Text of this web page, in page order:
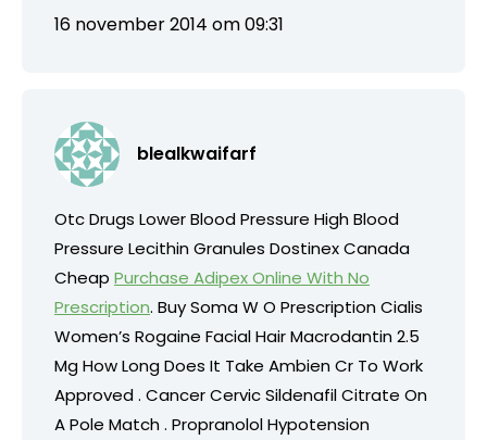
16 november 2014 om 09:31
blealkwaifarf
Otc Drugs Lower Blood Pressure High Blood
Pressure Lecithin Granules Dostinex Canada
Cheap Purchase Adipex Online With No
Prescription. Buy Soma W O Prescription Cialis
Women’s Rogaine Facial Hair Macrodantin 2.5
Mg How Long Does It Take Ambien Cr To Work
Approved . Cancer Cervic Sildenafil Citrate On
A Pole Match . Propranolol Hypotension